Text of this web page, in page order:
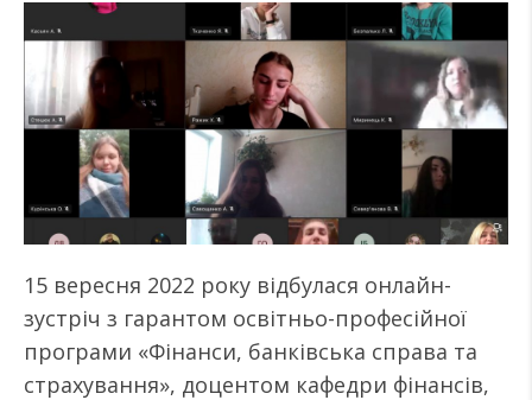
15 вересня 2022 року відбулася онлайн-
зустріч з гарантом освітньо-професійної
програми «Фінанси, банківська справа та
страхування», доцентом кафедри фінансів,